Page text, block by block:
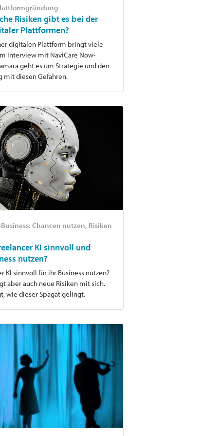
Risiken gibt es bei der
Plattformen?
digitalen Plattform bringt viele
Interview mit NaviCare Now-
geht es um Strategie und den
mit diesen Gefahren.
Chancen nutzen, Risiken
KI sinnvoll und
nutzen?
KI sinnvoll für ihr Business nutzen?
aber auch neue Risiken mit sich.
wie dieser Spagat gelingt.